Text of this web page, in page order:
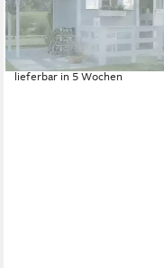
Fenster 69x79 cm, weiß
170,26 € UVP 219,99 €
-23%
lieferbar in 5 Wochen